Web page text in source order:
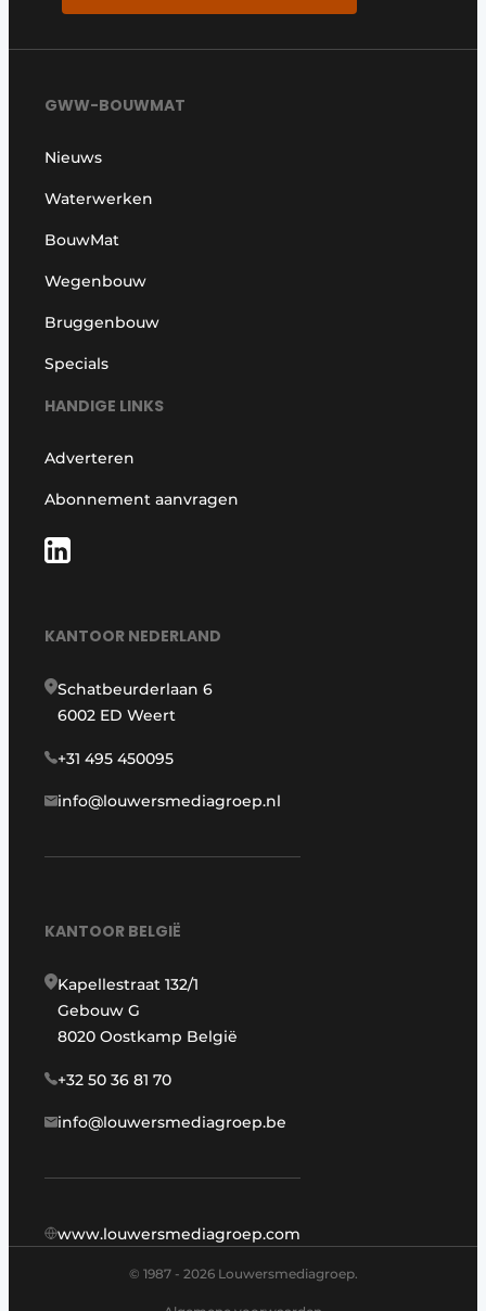
GWW-BOUWMAT
Nieuws
Waterwerken
BouwMat
Wegenbouw
Bruggenbouw
Specials
HANDIGE LINKS
Adverteren
Abonnement aanvragen
KANTOOR NEDERLAND
Schatbeurderlaan 6
6002 ED Weert
+31 495 450095
info@louwersmediagroep.nl
KANTOOR BELGIË
Kapellestraat 132/1
Gebouw G
8020 Oostkamp België
+32 50 36 81 70
info@louwersmediagroep.be
www.louwersmediagroep.com
© 1987 - 2026 Louwersmediagroep.